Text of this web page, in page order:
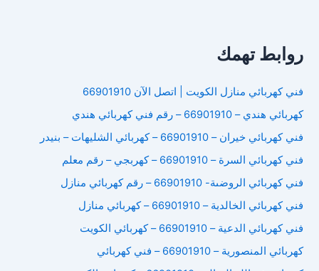
روابط تهمك
فني كهربائي منازل الكويت | اتصل الآن 66901910
كهربائي هندي – 66901910 – رقم فني كهربائي هندي
فني كهربائي خيران – 66901910 – كهربائي الشليهات – بنيدر
فني كهربائي السرة – 66901910 – كهربجي – رقم معلم
فني كهربائي الروضىة- 66901910 – رقم كهربائي منازل
فني كهربائي الخالدية – 66901910 – كهربائي منازل
فني كهربائي الدعية – 66901910 – كهربائي الكويت
كهربائي المنصورية – 66901910 – فني كهربائي